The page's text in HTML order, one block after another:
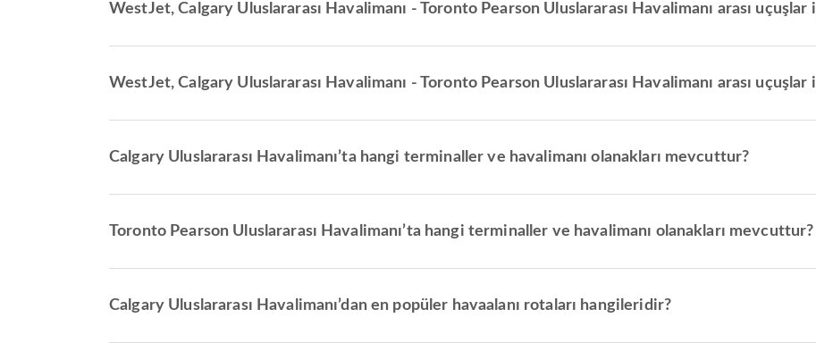
WestJet, Calgary Uluslararası Havalimanı - Toronto Pearson Uluslararası Havalimanı arası uçuşlar
WestJet, Calgary Uluslararası Havalimanı - Toronto Pearson Uluslararası Havalimanı arası
Calgary Uluslararası Havalimanı’ta hangi terminaller ve havalimanı olanakları mevcuttur?
Toronto Pearson Uluslararası Havalimanı’ta hangi terminaller ve havalimanı olanakları mevcuttur?
Calgary Uluslararası Havalimanı’dan en popüler havaalanı rotaları hangileridir?